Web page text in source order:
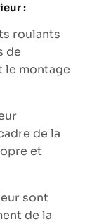
:
roulants
de
le montage
de la
et
sont
de la